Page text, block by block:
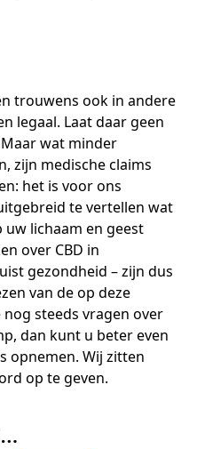
trouwens ook in andere
legaal. Laat daar geen
wat minder
zijn medische claims
het is voor ons
te vertellen wat
uw lichaam en geest
over CBD in
gezondheid – zijn dus
van de op deze
steeds vragen over
dan kunt u beter even
opnemen. Wij zitten
op te geven.